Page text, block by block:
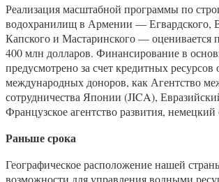
Реализация масштабной программы по
водохранилищ в Армении — Егвардского,
Капского и Мастаринского — оценивается
400 млн долларов. Финансирование в
предусмотрено за счет кредитных ресурсов
международных доноров, как Агентство
сотрудничества Японии (JICA),
Французское агентство развития,
Раньше срока
Географическое расположение нашей
возможности для управления водными